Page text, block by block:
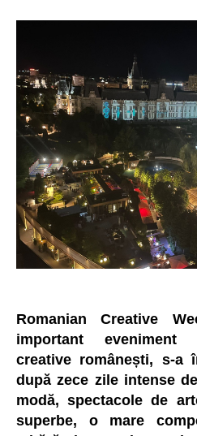
Romanian Creative
important eveniment
creative românești, s-a
după zece zile intense
modă, spectacole de
superbe, o mare